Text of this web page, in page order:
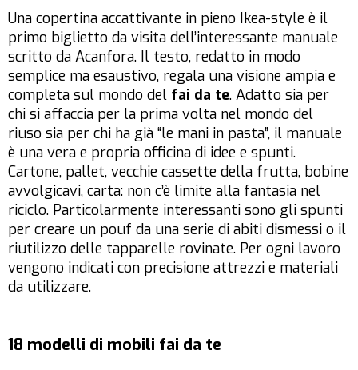
Una copertina accattivante in pieno Ikea-style è il
primo biglietto da visita dell’interessante manuale
scritto da Acanfora. Il testo, redatto in modo
semplice ma esaustivo, regala una visione ampia e
completa sul mondo del fai da te. Adatto sia per
chi si affaccia per la prima volta nel mondo del
riuso sia per chi ha già “le mani in pasta”, il manuale
è una vera e propria officina di idee e spunti.
Cartone, pallet, vecchie cassette della frutta, bobine
avvolgicavi, carta: non c’è limite alla fantasia nel
riciclo. Particolarmente interessanti sono gli spunti
per creare un pouf da una serie di abiti dismessi o il
riutilizzo delle tapparelle rovinate. Per ogni lavoro
vengono indicati con precisione attrezzi e materiali
da utilizzare.
18 modelli di mobili fai da te